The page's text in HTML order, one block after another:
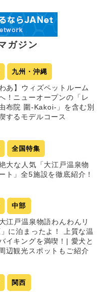
ガジン
九州・沖縄
あ】ウィズペットルーム
！ニューオープンの「レ
布院 圍-Kakoi-」を含む別
するモデルコース
全国特集
大な人気「大江戸温泉物
ト」全5施設を徹底紹介！
中部
江戸温泉物語わんわんリ
に泊まったよ！ 上質な温
イキングを満喫！| 愛犬と
辺観光スポットもご紹介
関西